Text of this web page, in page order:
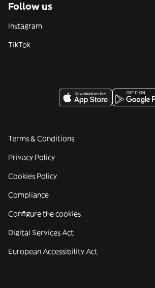
Follow us
Instagram
TikTok
Terms & Conditions
Privacy Policy
Cookies Policy
Compliance
Configure the cookies
Digital Services Act
European Accessibility Act